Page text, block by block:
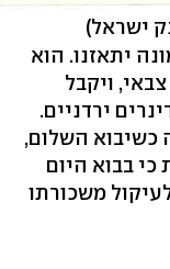
ישראל)
יתאזנו. הוא
ויקבל
ירדניים.
כשיבוא השלום,
כי בבוא היום
משכורתו